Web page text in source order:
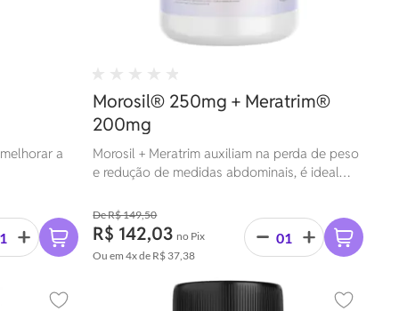
a
Morosil® 250mg + Meratrim®
200mg
Morosil + Meratrim auxiliam na perda de peso
e redução de medidas abdominais, é ideal
além de estimular a queima de gordura ainda
ajuda na diminuição dos níveis de colesterol
no sangue.
R$ 149,50
R$ 142,03 no Pix
Ou em4xde R$ 37,38
Adicionar aos favoritos Adicionar